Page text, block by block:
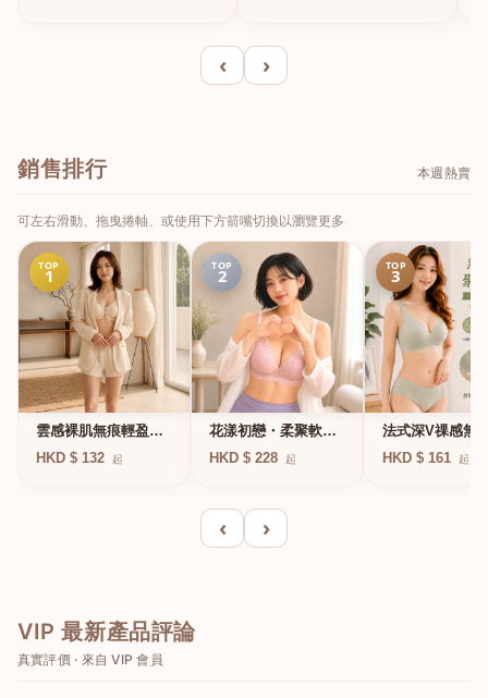
‹ ›
銷售排行 本週熱賣
可左右滑動、拖曳捲軸、或使用下方箭嘴切換以瀏覽更多
TOP
1
雲感裸肌無痕輕盈無
鋼圈內衣
HKD $ 132 起
TOP
2
花漾初戀・柔聚軟鋼
圈蕾絲內衣
HKD $ 228 起
TOP
3
法式深V祼感無
凍軟支撐條無鋼
HKD $ 161 起
‹ ›
VIP 最新產品評論
真實評價 · 來自 VIP 會員